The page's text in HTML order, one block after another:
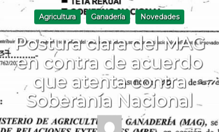
Agricultura Ganadería Novedades
Postura clara del MAG
en contra de acuerdo
que atenta contra
Soberanía Nacional